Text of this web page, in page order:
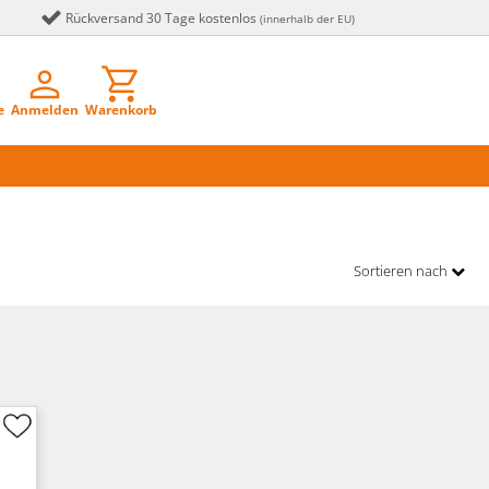
Rückversand 30 Tage kostenlos (innerhalb der EU)
Anmelden Warenkorb
Sortieren nach